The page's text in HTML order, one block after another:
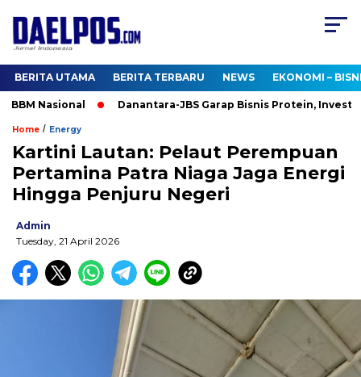
BERITA UTAMA BERITA TERBARU NEWS EKONOMI –
Nasional Danantara-JBS Garap Bisnis Protein, Investasi
Home / Energy
Kartini Lautan: Pelaut Perempuan
Pertamina Patra Niaga Jaga Energi
Hingga Penjuru Negeri
Admin
Tuesday, 21 April 2026